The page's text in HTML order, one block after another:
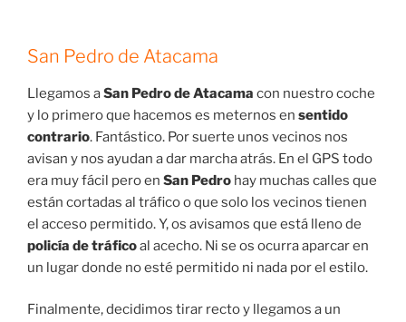
San Pedro de Atacama
Llegamos aSan Pedro de Atacama con nuestro coche
y lo primero que hacemos es meternos en sentido
contrario. Fantástico. Por suerte unos vecinos nos
avisan y nos ayudan a dar marcha atrás. En el GPS todo
era muy fácil pero en San Pedro hay muchas calles que
están cortadas al tráfico o que solo los vecinos tienen
el acceso permitido. Y, os avisamos que está lleno de
policía de tráficoal acecho. Ni se os ocurra aparcar en
un lugar donde no esté permitido ni nada por el estilo.
Finalmente, decidimos tirar recto y llegamos a un